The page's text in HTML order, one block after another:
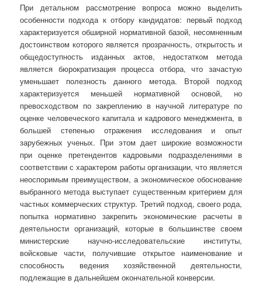
При детальном рассмотрение вопроса можно выделить
особенности подхода к отбору кандидатов: первый подход
характеризуется обширной нормативной базой, несомненным
достоинством которого является прозрачность, открытость и
общедоступность изданных актов, недостатком метода
является бюрократизация процесса отбора, что зачастую
уменьшает полезность данного метода. Второй подход
характеризуется меньшей нормативной основой, но
превосходством по закреплению в научной литературе по
оценке человеческого капитала и кадрового менеджмента, в
большей степенью отражения исследования и опыт
зарубежных ученых. При этом дает широкие возможности
при оценке претендентов кадровыми подразделениями в
соответствии с характером работы организации, что является
неоспоримым преимуществом, а экономическое обоснование
выбранного метода выступает существенным критерием для
частных коммерческих структур. Третий подход, своего рода,
попытка нормативно закрепить экономические расчеты в
деятельности организаций, которые в большинстве своем
министерские научно-исследовательские институты,
войсковые части, получившие открытое наименование и
способность ведения хозяйственной деятельности,
подлежащие в дальнейшем окончательной конверсии.